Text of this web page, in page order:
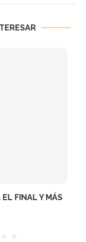
EN MURCIA